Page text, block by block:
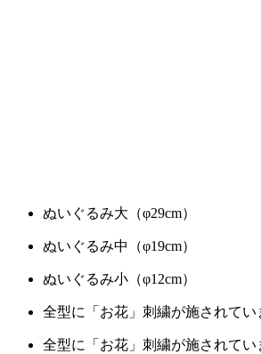
ぬいぐるみ大（φ29cm）
ぬいぐるみ中（φ19cm）
ぬいぐるみ小（φ12cm）
全型に「お花」刺繍が施されてい
全型に「お花」刺繍が施されてい